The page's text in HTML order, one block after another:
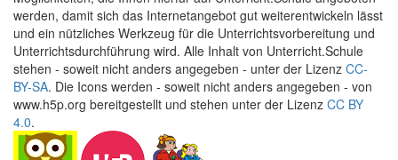
werden, damit sich das Internetangebot gut weiterentwickeln lässt
und ein nützliches Werkzeug für die Unterrichtsvorbereitung und
Unterrichtsdurchführung wird. Alle Inhalt von Unterricht.Schule
stehen - soweit nicht anders angegeben - unter der Lizenz CC-
BY-SA. Die Icons werden - soweit nicht anders angegeben - von
www.h5p.org bereitgestellt und stehen unter der Lizenz CC BY
4.0.